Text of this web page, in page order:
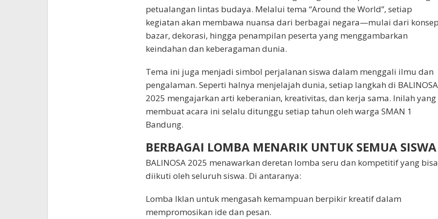
petualangan lintas budaya. Melalui tema “Around the World”, setiap
kegiatan akan membawa nuansa dari berbagai negara—mulai dari konsep
bazar, dekorasi, hingga penampilan peserta yang menggambarkan
keindahan dan keberagaman dunia.
Tema ini juga menjadi simbol perjalanan siswa dalam menggali ilmu dan
pengalaman. Seperti halnya menjelajah dunia, setiap langkah di BALINOSA
2025 mengajarkan arti keberanian, kreativitas, dan kerja sama. Inilah yang
membuat acara ini selalu ditunggu setiap tahun oleh warga SMAN 1
Bandung.
BERBAGAI LOMBA MENARIK UNTUK SEMUA SISWA
BALINOSA 2025 menawarkan deretan lomba seru dan kompetitif yang bisa
diikuti oleh seluruh siswa. Di antaranya:
Lomba Iklan untuk mengasah kemampuan berpikir kreatif dalam
mempromosikan ide dan pesan.